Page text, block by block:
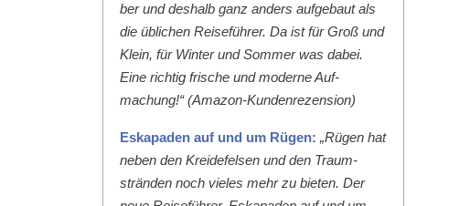
ber und deshalb ganz anders aufge­baut als
die üblichen Reise­führer. Da ist für Groß und
Klein, für Win­ter und Som­mer was dabei.
Eine richtig frische und mod­erne Auf­
machung!“ (Ama­zon-Kun­den­rezen­sion)
Eska­paden auf und um Rügen: „Rügen hat
neben den Krei­de­felsen und den Traum­
strän­den noch vieles mehr zu bieten. Der